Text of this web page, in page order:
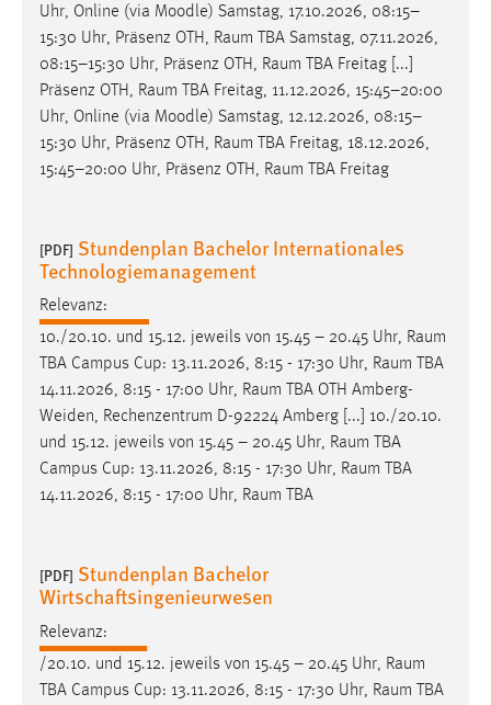
Uhr, Online (via Moodle) Samstag, 17.10.2026, 08:15–
15:30 Uhr, Präsenz OTH, Raum TBA Samstag, 07.11.2026,
08:15–15:30 Uhr, Präsenz OTH, Raum TBA Freitag [...]
Präsenz OTH, Raum TBA Freitag, 11.12.2026, 15:45–20:00
Uhr, Online (via Moodle) Samstag, 12.12.2026, 08:15–
15:30 Uhr, Präsenz OTH, Raum TBA Freitag, 18.12.2026,
15:45–20:00 Uhr, Präsenz OTH, Raum TBA Freitag
[PDF] Stundenplan Bachelor Internationales
Technologiemanagement
Relevanz:
10./20.10. und 15.12. jeweils von 15.45 – 20.45 Uhr, Raum
TBA Campus Cup: 13.11.2026, 8:15 - 17:30 Uhr, Raum TBA
14.11.2026, 8:15 - 17:00 Uhr, Raum TBA OTH Amberg-
Weiden, Rechenzentrum D-92224 Amberg [...] 10./20.10.
und 15.12. jeweils von 15.45 – 20.45 Uhr, Raum TBA
Campus Cup: 13.11.2026, 8:15 - 17:30 Uhr, Raum TBA
14.11.2026, 8:15 - 17:00 Uhr, Raum TBA
[PDF] Stundenplan Bachelor
Wirtschaftsingenieurwesen
Relevanz:
/20.10. und 15.12. jeweils von 15.45 – 20.45 Uhr, Raum
TBA Campus Cup: 13.11.2026, 8:15 - 17:30 Uhr, Raum TBA
gespeichert, ob man eingeloggt ist.
Sprachpräferenz
Name:
site-language-preference
Cookie Laufzeit:
30 Tage
Chat
Name:
MibewSessionID, MIBEW_UserID, mibew_locale, mibew-
Zweck:
Wird benötigt um die Chatfunktion nutzen zu können.
5e9dbeb1811c0446 = Sitzungslaufzeit, mibew_locale = 3
Jahre, MIBEW_UserID = 1 Jahr
Login